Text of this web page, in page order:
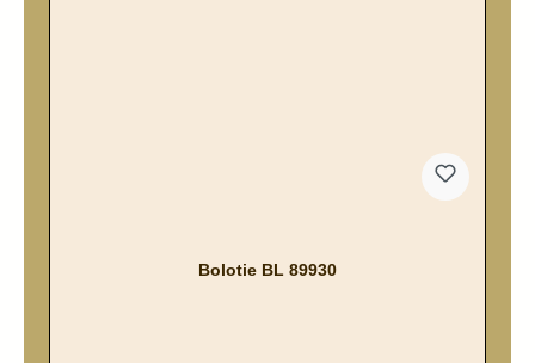
Bolotie BL 89930